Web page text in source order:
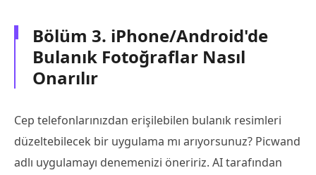
Bölüm 3. iPhone/Android'de
Bulanık Fotoğraflar Nasıl
Onarılır
Cep telefonlarınızdan erişilebilen bulanık resimleri
düzeltebilecek bir uygulama mı arıyorsunuz? Picwand
adlı uygulamayı denemenizi öneririz. AI tarafından